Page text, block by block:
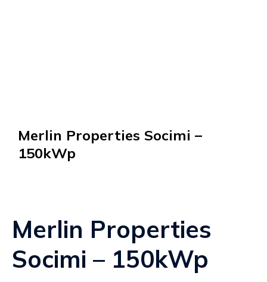
Merlin Properties Socimi –
150kWp
Merlin Properties
Socimi – 150kWp